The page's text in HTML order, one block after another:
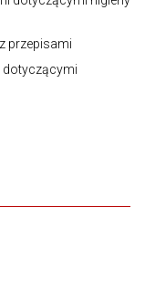
przepisami
dotyczącymi